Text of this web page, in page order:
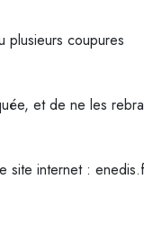
plusieurs coupures
et de ne les
site internet :